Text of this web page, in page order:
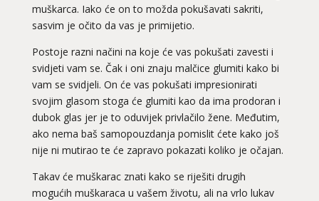
muškarca. Iako će on to možda pokušavati sakriti,
sasvim je očito da vas je primijetio.
Postoje razni načini na koje će vas pokušati zavesti i
svidjeti vam se. Čak i oni znaju malčice glumiti kako bi
vam se svidjeli. On će vas pokušati impresionirati
svojim glasom stoga će glumiti kao da ima prodoran i
dubok glas jer je to oduvijek privlačilo žene. Međutim,
ako nema baš samopouzdanja pomislit ćete kako još
nije ni mutirao te će zapravo pokazati koliko je očajan.
Takav će muškarac znati kako se riješiti drugih
mogućih muškaraca u vašem životu, ali na vrlo lukav